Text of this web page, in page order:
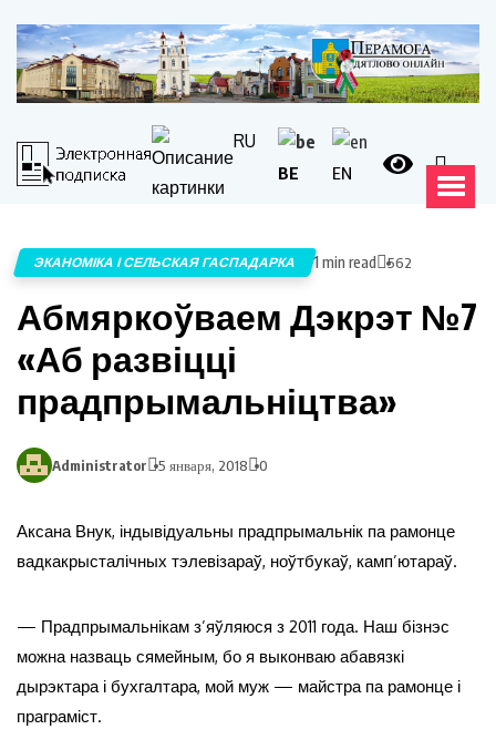
RU
BE EN
ЭКАНОМІКА І СЕЛЬСКАЯ ГАСПАДАРКА 1 min read 562
Абмяркоўваем Дэкрэт №7
«Аб развіцці
прадпрымальніцтва»
Administrator 5 января, 2018 0
Аксана Внук, індывідуальны прадпрымальнік па рамонце
вадкакрысталічных тэлевізараў, ноўтбукаў, камп’ютараў.
— Прадпрымальнікам з’яўляюся з 2011 года. Наш бізнэс
можна назваць сямейным, бо я выконваю абавязкі
дырэктара і бухгалтара, мой муж — майстра па рамонце і
праграміст.